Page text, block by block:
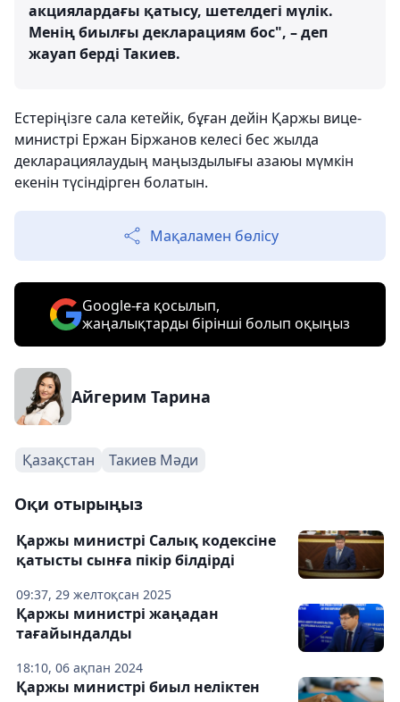
акциялардағы қатысу, шетелдегі мүлік.
Менің биылғы декларациям бос", – деп
жауап берді Такиев.
Естеріңізге сала кетейік, бұған дейін Қаржы вице-
министрі Ержан Біржанов келесі бес жылда
декларациялаудың маңыздылығы азаюы мүмкін
екенін түсіндірген болатын.
Мақаламен бөлісу
Google-ға қосылып,
жаңалықтарды бірінші болып оқыңыз
Айгерим Тарина
Қазақстан Такиев Мәди
Оқи отырыңыз
09:37, 29 желтоқсан 2025
Қаржы министрі Салық кодексіне
қатысты сынға пікір білдірді
18:10, 06 ақпан 2024
Қаржы министрі жаңадан
тағайындалды
Қаржы министрі биыл неліктен